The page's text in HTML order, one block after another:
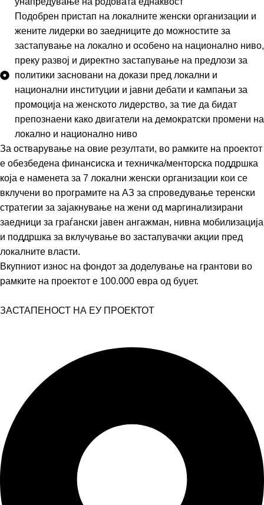
Подобрен пристап на локалните женски организации и
жените лидерки во заедниците до можностите за
застапување на локално и особено на национално ниво,
преку развој и директно застапување на предлози за
политики засновани на докази пред локални и
национални институции и јавни дебати и кампањи за
промоција на женското лидерство, за тие да бидат
препознаени како двигатели на демократски промени на
локално и национално ниво
За остварување на овие резултати, во рамките на проектот
е обезбедена финансиска и техничка/менторска поддршка
која е наменета за 7 локални женски организации кои се
вклучени во програмите на АЗ за спроведување теренски
стратегии за зајакнување на жени од маргинализирани
заедници за граѓански јавен ангажман, нивна мобилизација
и поддршка за вклучување во застапувачки акции пред
локалните власти.
Вкупниот износ на фондот за доделување на грантови во
рамките на проектот е 100.000 евра од буџет.
ЗАСТАПЕНОСТ НА ЕУ ПРОЕКТОТ